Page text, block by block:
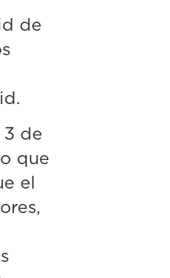
de
de
que
el